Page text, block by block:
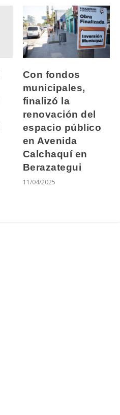
Con fondos
municipales,
finalizó la
renovación del
espacio público
en Avenida
Calchaquí en
Berazategui
11/04/2025